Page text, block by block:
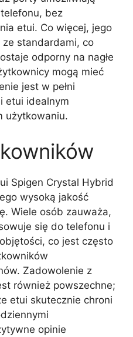
bez
etui. Co więcej, jego
standardami, co
odporny na nagłe
mogą mieć
jest w pełni
etui idealnym
użytkowaniu.
Spigen Crystal Hybrid
wysoką jakość
Wiele osób zauważa,
się do telefonu i
co jest często
Zadowolenie z
również powszechne;
etui skutecznie chroni
opinie